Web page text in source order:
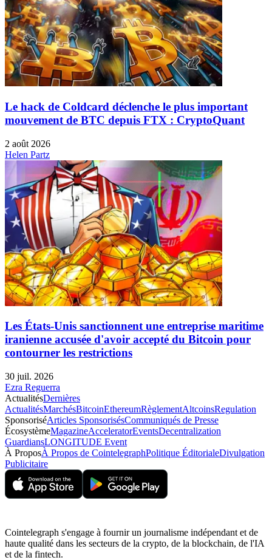
Le hack de Coldcard déclenche le plus important
mouvement de BTC depuis FTX : CryptoQuant
2 août 2026
Helen Partz
Les États-Unis sanctionnent une entreprise maritime
iranienne accusée d'avoir accepté du Bitcoin pour
contourner les restrictions
30 juil. 2026
Ezra Reguerra
ActualitésDernières
ActualitésMarchésBitcoinEthereumRèglementAltcoinsRegulation
SponsoriséArticles SponsorisésCommuniqués de Presse
ÉcosystèmeMagazineAcceleratorEventsDecentralization
GuardiansLONGITUDE Event
À ProposÀ Propos de CointelegraphPolitique ÉditorialeDivulgation
Publicitaire
Cointelegraph s'engage à fournir un journalisme indépendant et de
haute qualité dans les secteurs de la crypto, de la blockchain, de l'IA
et de la fintech.